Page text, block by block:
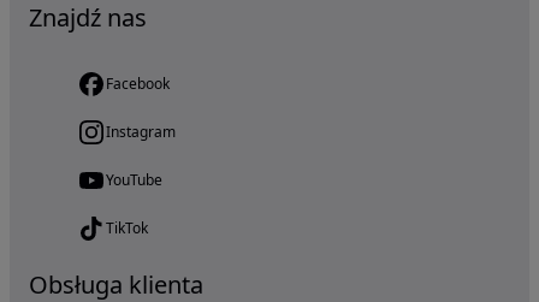
Znajdź nas
Facebook
Instagram
YouTube
TikTok
Obsługa klienta